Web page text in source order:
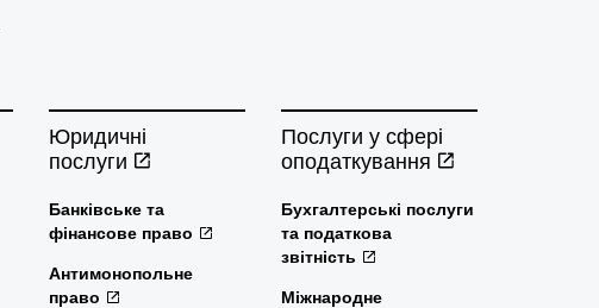
Юридичні
послуги
Банківське та
фінансове право
Антимонопольне
право
Послуги у сфері
оподаткування
Бухгалтерські послуги
та податкова
звітність
Міжнародне